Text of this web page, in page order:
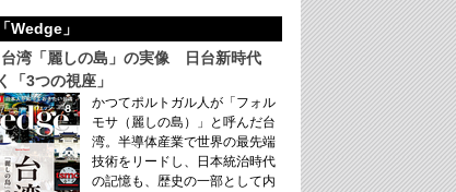
Wedge」
湾「麗しの島」の実像 日台新時代
「3つの視座」
かつてポルトガル人が「フォル
モサ（麗しの島）」と呼んだ台
湾。半導体産業で世界の最先端
技術をリードし、日本統治時代
の記憶も、歴史の一部として内